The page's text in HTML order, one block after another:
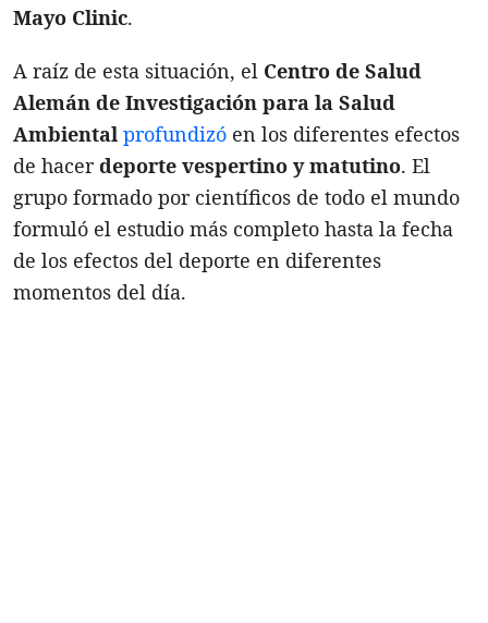
Mayo Clinic.
A raíz de esta situación, el Centro de Salud
Alemán de Investigación para la Salud
Ambiental profundizó en los diferentes efectos
de hacerdeporte vespertino y matutino. El
grupo formado por científicos de todo el mundo
formuló el estudio más completo hasta la fecha
de los efectos del deporte en diferentes
momentos del día.